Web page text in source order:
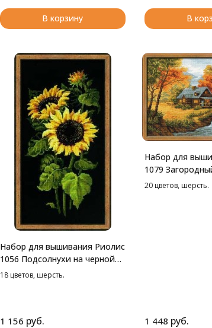
В корзину В
Набор для вышивания Риолис
1056 Подсолнухи на черной
канве, 25*50 см
18 цветов, шерсть.
1 156 руб.
Набор для
1079
Осень, 38*26 см
20 цветов, шерсть.
1 448 руб.